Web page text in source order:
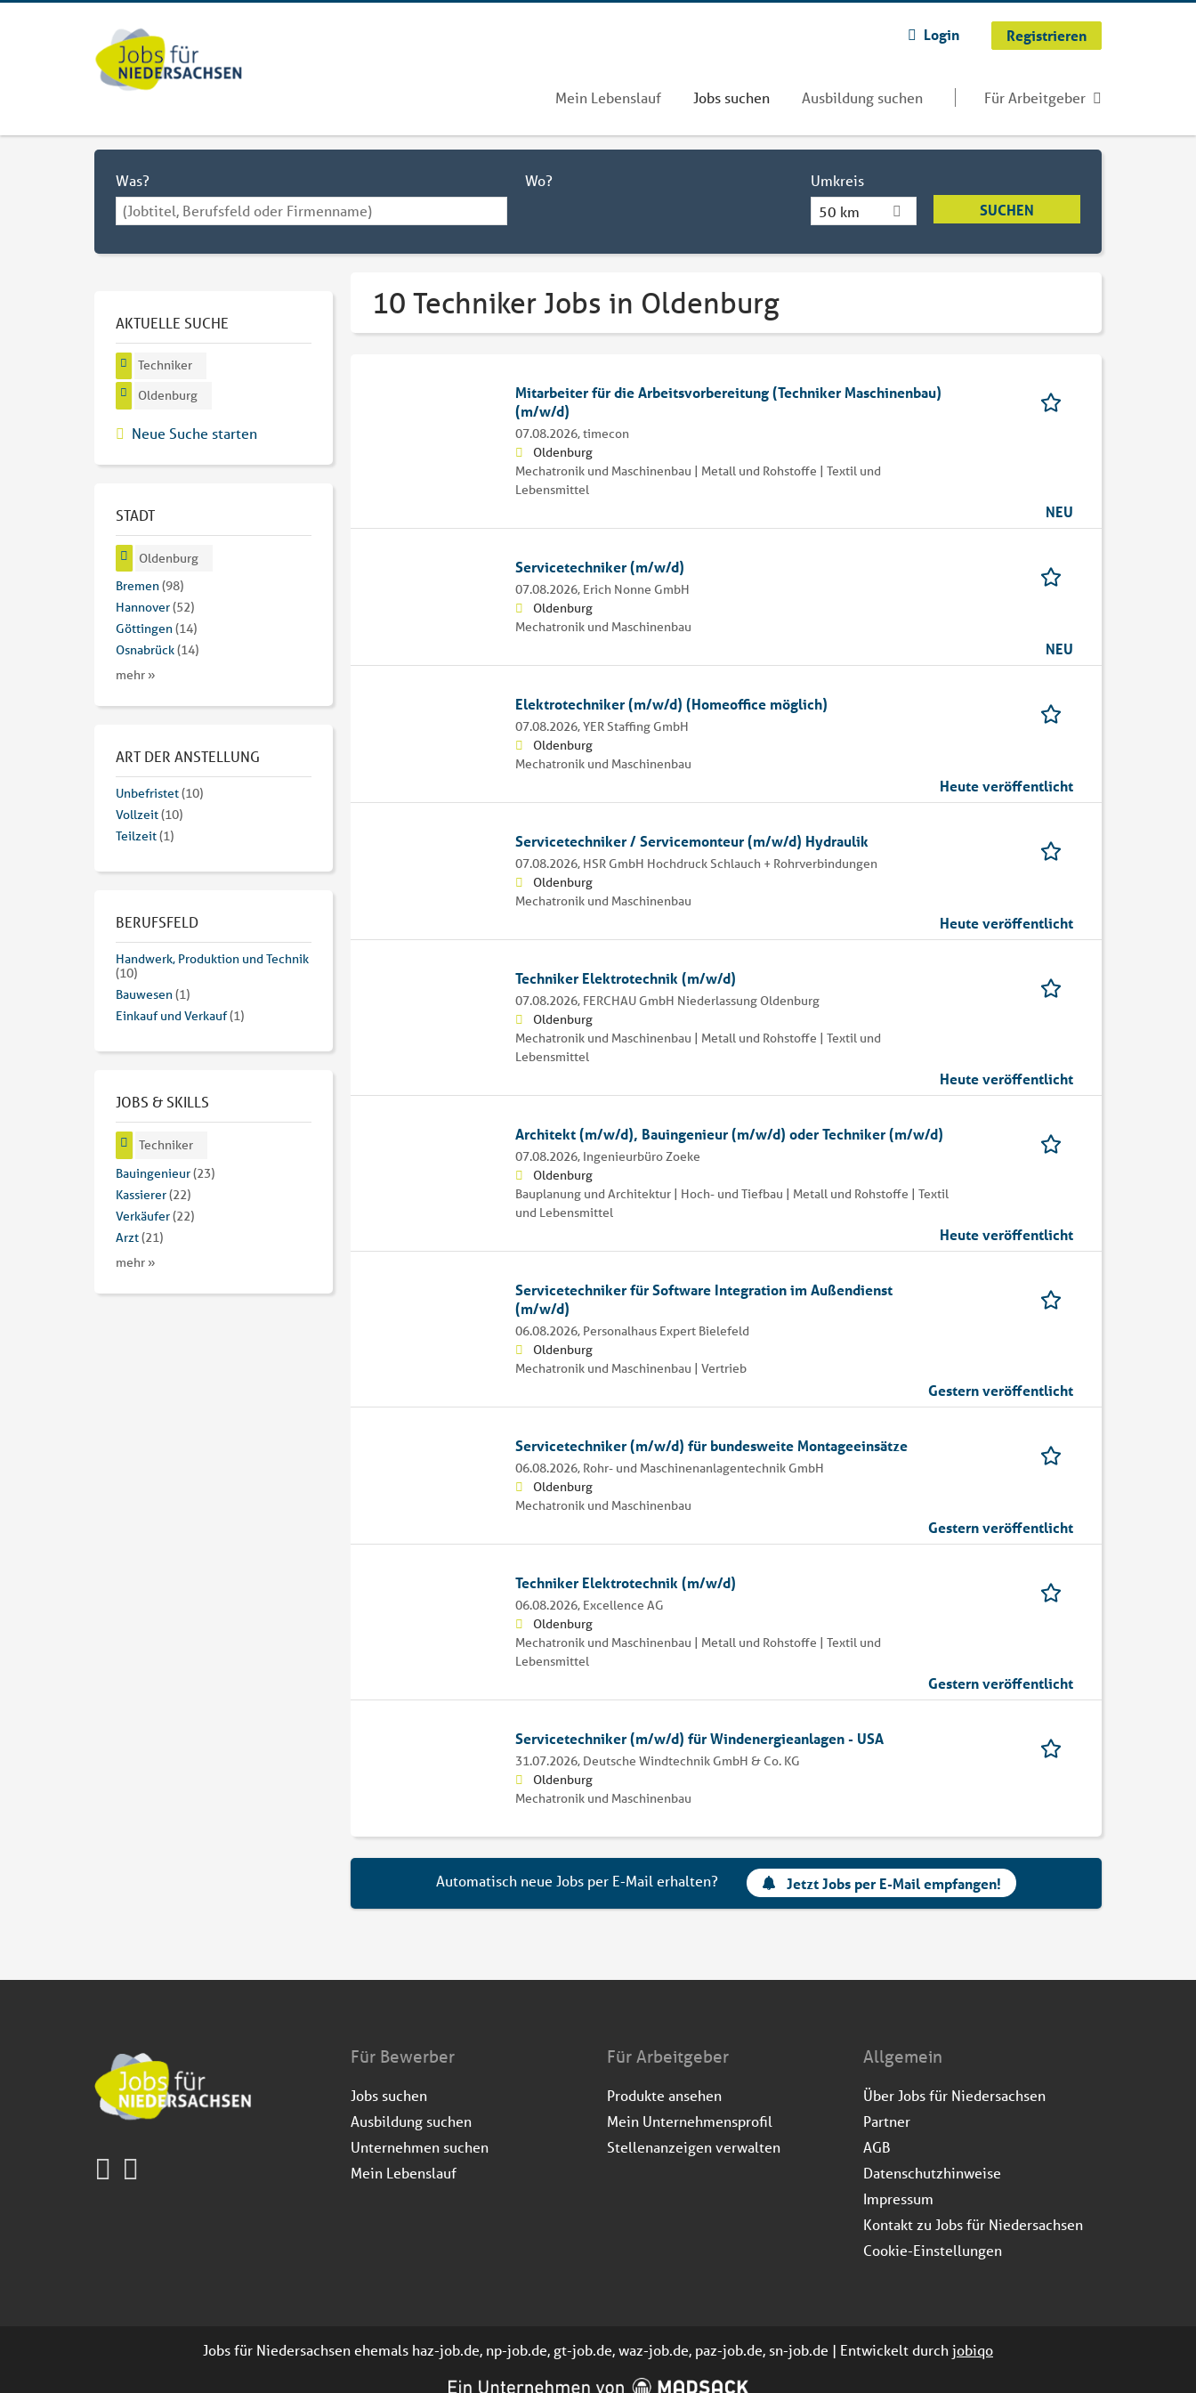
Login Registrieren
Mein Lebenslauf Jobs suchen Ausbildung suchen Für Arbeitgeber
Was? Wo?
Umkreis
50 km
10 Techniker Jobs in Oldenburg
Mitarbeiter für die Arbeitsvorbereitung (Techniker Maschinenbau)
(m/w/d)
07.08.2026,timecon
Oldenburg
Mechatronik und Maschinenbau | Metall und Rohstoffe | Textil und
Lebensmittel
NEU
Servicetechniker (m/w/d)
07.08.2026, Erich Nonne GmbH
Oldenburg
Mechatronik und Maschinenbau
NEU
Elektrotechniker (m/w/d) (Homeoffice möglich)
07.08.2026,YER Staffing GmbH
Oldenburg
Mechatronik und Maschinenbau
Heute veröffentlicht
Servicetechniker / Servicemonteur (m/w/d) Hydraulik
07.08.2026, HSR GmbH Hochdruck Schlauch + Rohrverbindungen
Oldenburg
Mechatronik und Maschinenbau
Heute veröffentlicht
Techniker Elektrotechnik (m/w/d)
07.08.2026, FERCHAU GmbH Niederlassung Oldenburg
Oldenburg
Mechatronik und Maschinenbau | Metall und Rohstoffe | Textil und
Lebensmittel
Heute veröffentlicht
Architekt (m/w/d), Bauingenieur (m/w/d) oder Techniker (m/w/d)
07.08.2026, Ingenieurbüro Zoeke
Oldenburg
Bauplanung und Architektur | Hoch- und Tiefbau | Metall und Rohstoffe | Textil
und Lebensmittel
Heute veröffentlicht
Servicetechniker für Software Integration im Außendienst
(m/w/d)
06.08.2026, Personalhaus Expert Bielefeld
Oldenburg
Mechatronik und Maschinenbau | Vertrieb
Gestern veröffentlicht
Servicetechniker (m/w/d) für bundesweite Montageeinsätze
06.08.2026, Rohr- und Maschinenanlagentechnik GmbH
Oldenburg
Mechatronik und Maschinenbau
Gestern veröffentlicht
Techniker Elektrotechnik (m/w/d)
06.08.2026, Excellence AG
Oldenburg
Mechatronik und Maschinenbau | Metall und Rohstoffe | Textil und
Lebensmittel
Gestern veröffentlicht
Servicetechniker (m/w/d) für Windenergieanlagen - USA
31.07.2026, Deutsche Windtechnik GmbH & Co. KG
Oldenburg
Mechatronik und Maschinenbau
Automatisch neue Jobs per E-Mail erhalten? Jetzt Jobs per E-Mail empfangen!
AKTUELLE SUCHE
Techniker
Oldenburg
Neue Suche starten
STADT
Oldenburg
Bremen(98)
Hannover(52)
Göttingen(14)
Osnabrück(14)
mehr »
ART DER ANSTELLUNG
Unbefristet(10)
Vollzeit(10)
Teilzeit(1)
BERUFSFELD
Handwerk, Produktion und Technik
(10)
Bauwesen(1)
Einkauf und Verkauf(1)
JOBS & SKILLS
Techniker
Bauingenieur(23)
Kassierer(22)
Verkäufer(22)
Arzt(21)
mehr »
Für Bewerber
Jobs suchen
Ausbildung suchen
Unternehmen suchen
Mein Lebenslauf
Für Arbeitgeber
Produkte ansehen
Mein Unternehmensprofil
Stellenanzeigen verwalten
Allgemein
Über Jobs für Niedersachsen
Partner
AGB
Datenschutzhinweise
Impressum
Kontakt zu Jobs für Niedersachsen
Cookie-Einstellungen
Jobs für Niedersachsen ehemals haz-job.de, np-job.de, gt-job.de, waz-job.de, paz-job.de, sn-job.de | Entwickelt durchjobiqo